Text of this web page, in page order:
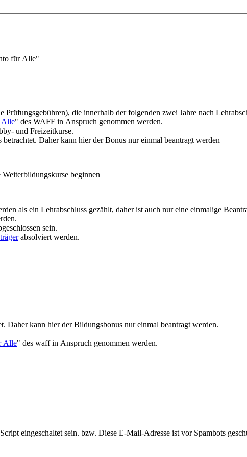
für Alle"
die innerhalb der folgenden zwei Jahre nach
Alle" des WAFF in Anspruch genommen werden.
und Freizeitkurse.
Daher kann hier der Bonus nur einmal beantragt werden
beginnen
als ein Lehrabschluss gezählt, daher ist auch nur eine einmalige
sein.
absolviert werden.
Daher kann hier der Bildungsbonus nur einmal beantragt werden.
Alle" des waff in Anspruch genommen werden.
eingeschaltet sein. bzw. Diese E-Mail-Adresse ist vor Spambots